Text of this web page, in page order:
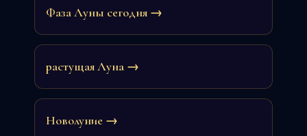
Фаза Луны сегодня →
растущая Луна →
Новолуние →